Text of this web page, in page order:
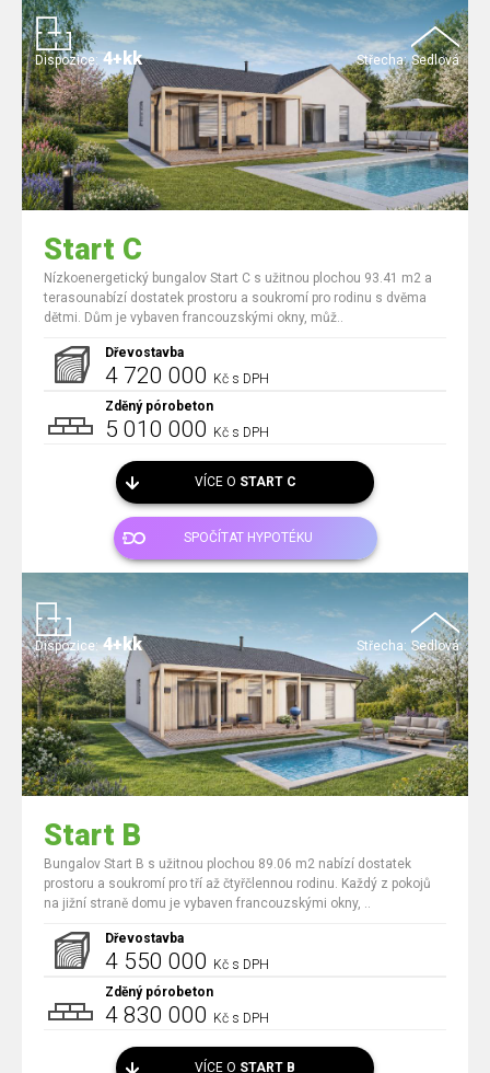
Střecha: Sedlová
Dispozice: 4+kk
Start C
Nízkoenergetický bungalov Start C s užitnou plochou 93.41 m2 a
terasounabízí dostatek prostoru a soukromí pro rodinu s dvěma
dětmi. Dům je vybaven francouzskými okny, můž..
Dřevostavba
4 720 000 Kč s DPH
Zděný pórobeton
5 010 000 Kč s DPH
VÍCE O START C
SPOČÍTAT HYPOTÉKU
Střecha: Sedlová
Dispozice: 4+kk
Start B
Bungalov Start B s užitnou plochou 89.06 m2 nabízí dostatek
prostoru a soukromí pro tří až čtyřčlennou rodinu. Každý z pokojů
na jižní straně domu je vybaven francouzskými okny, ..
Dřevostavba
4 550 000 Kč s DPH
Zděný pórobeton
4 830 000 Kč s DPH
VÍCE O START B